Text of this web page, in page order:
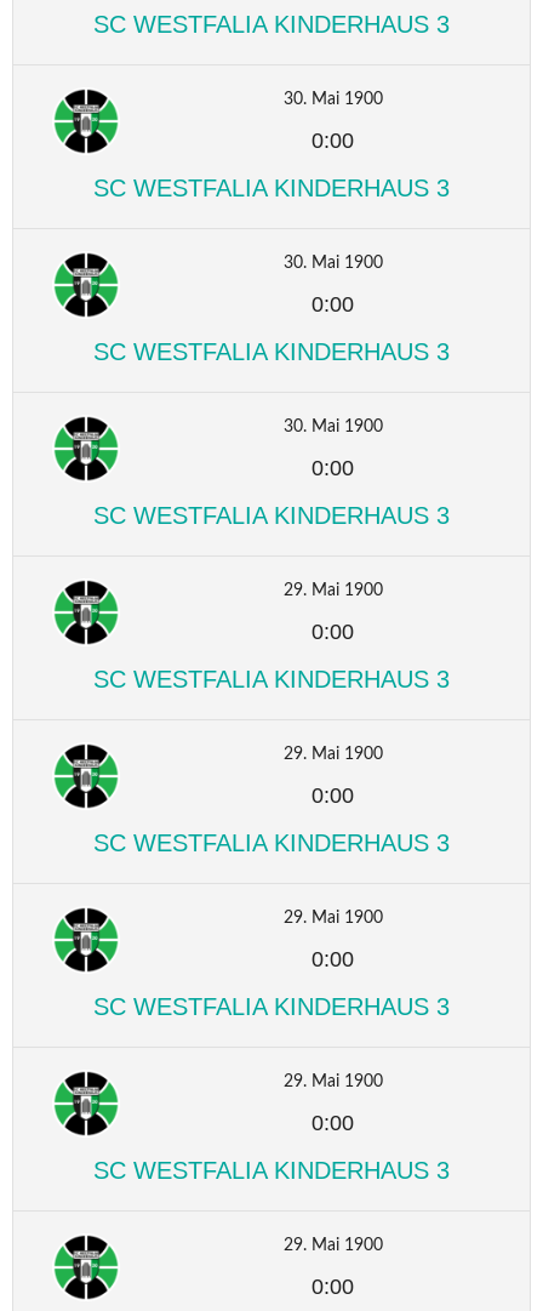
SC WESTFALIA KINDERHAUS 3
30. Mai 1900
0:00
SC WESTFALIA KINDERHAUS 3
30. Mai 1900
0:00
SC WESTFALIA KINDERHAUS 3
30. Mai 1900
0:00
SC WESTFALIA KINDERHAUS 3
29. Mai 1900
0:00
SC WESTFALIA KINDERHAUS 3
29. Mai 1900
0:00
SC WESTFALIA KINDERHAUS 3
29. Mai 1900
0:00
SC WESTFALIA KINDERHAUS 3
29. Mai 1900
0:00
SC WESTFALIA KINDERHAUS 3
29. Mai 1900
0:00